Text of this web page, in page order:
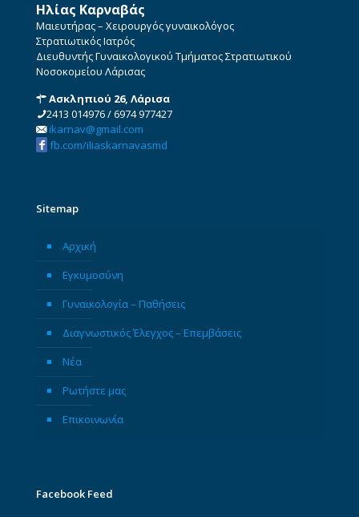
Ηλίας Καρναβάς
Μαιευτήρας – Χειρουργός γυναικολόγος
Στρατιωτικός Ιατρός
Διευθυντής Γυναικολογικού Τμήματος Στρατιωτικού
Νοσοκομείου Λάρισας
Ασκληπιού 26, Λάρισα
2413 014976/6974 977427
ikarnav@gmail.com
fb.com/iliaskarnavasmd
Sitemap
Αρχική
Εγκυμοσύνη
Γυναικολογία – Παθήσεις
Διαγνωστικός Έλεγχος – Επεμβάσεις
Νέα
Ρωτήστε μας
Επικοινωνία
Facebook Feed